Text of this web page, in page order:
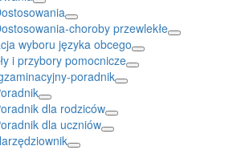
choroby przewlekłe
wyboru języka obcego
i przybory pomocnicze
poradnik
dla rodziców
dla uczniów